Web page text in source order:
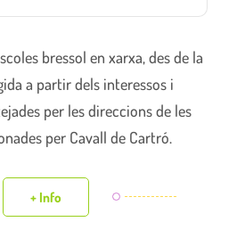
bressol en xarxa, des de la
a partir dels interessos i
per les direccions de les
per Cavall de Cartró.
+ Info